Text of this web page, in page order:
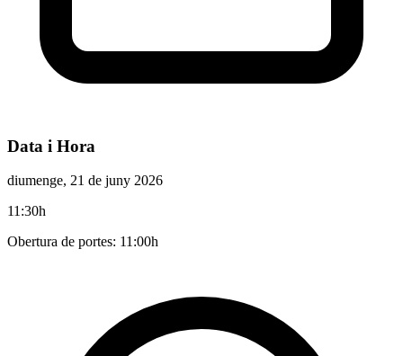
Data i Hora
diumenge, 21 de juny 2026
11:30h
Obertura de portes: 11:00h